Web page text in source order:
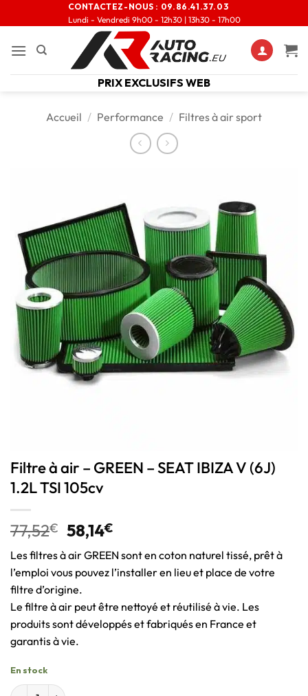
CONTACTEZ-NOUS : 09.86.41.37.03
Lundi - Vendredi 9h00 - 12h30 | 13h30 - 17h00
PRIX EXCLUSIFS WEB
Accueil / Performance / Filtres à air sport
Filtre à air – GREEN – SEAT IBIZA V (6J)
1.2L TSI 105cv
77,52€ 58,14€
Les filtres à air GREEN sont en coton naturel tissé, prêt à
l’emploi vous pouvez l’installer en lieu et place de votre
filtre d’origine.
Le filtre à air peut être nettoyé et réutilisé à vie. Les
produits sont développés et fabriqués en France et
garantis à vie.
En stock